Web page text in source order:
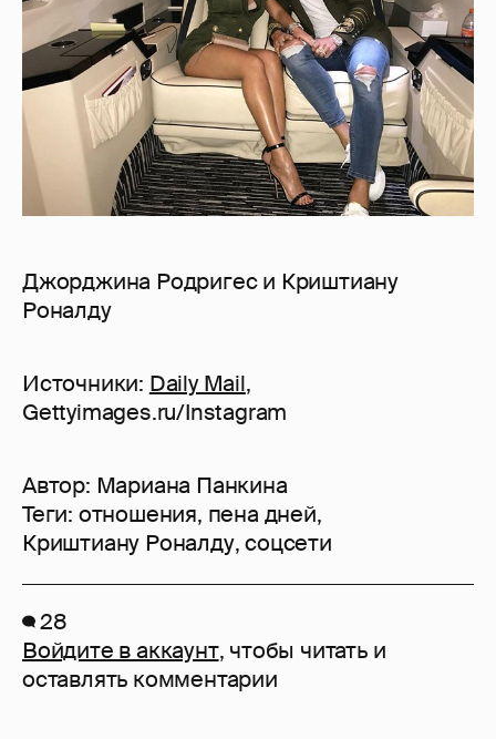
Джорджина Родригес и Криштиану
Роналду
Источники: Daily Mail,
Gettyimages.ru/Instagram
Автор: Мариана Панкина
Теги: отношения, пена дней,
Криштиану Роналду,соцсети
28
Войдите в аккаунт, чтобы читать и
оставлять комментарии